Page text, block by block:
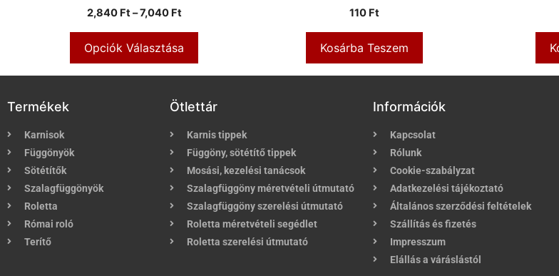
2,840 Ft–7,040 Ft
Opciók Választása
110 Ft
Kosárba Teszem
Termékek
Karnisok
Függönyök
Sötétítők
Szalagfüggönyök
Roletta
Római roló
Terítő
Ötlettár
Karnis tippek
Függöny, sötétítő tippek
Mosási, kezelési tanácsok
Szalagfüggöny méretvételi útmutató
Szalagfüggöny szerelési útmutató
Roletta méretvételi segédlet
Roletta szerelési útmutató
Információk
Kapcsolat
Rólunk
Cookie-szabályzat
Adatkezelési tájékoztató
Általános szerződési feltételek
Szállítás és fizetés
Impresszum
Elállás a váráslástól